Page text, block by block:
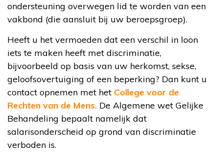
ondersteuning overwegen lid te worden van een
vakbond (die aansluit bij uw beroepsgroep).
Heeft u het vermoeden dat een verschil in loon
iets te maken heeft met discriminatie,
bijvoorbeeld op basis van uw herkomst, sekse,
geloofsovertuiging of een beperking? Dan kunt u
contact opnemen met het College voor de
Rechten van de Mens. De Algemene wet Gelijke
Behandeling bepaalt namelijk dat
salarisonderscheid op grond van discriminatie
verboden is.